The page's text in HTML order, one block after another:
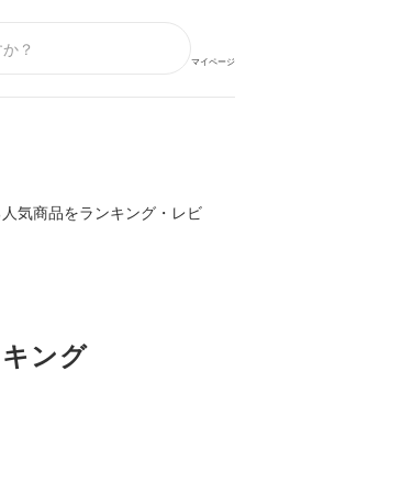
マイページ
気商品をランキング・レビ
ング